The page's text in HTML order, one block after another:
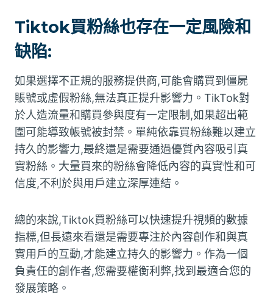
Tiktok買粉絲也存在一定風險和
缺陷:
如果選擇不正規的服務提供商,可能會購買到僵屍
賬號或虛假粉絲,無法真正提升影響力。TikTok對
於人造流量和購買參與度有一定限制,如果超出範
圍可能導致帳號被封禁。單純依靠買粉絲難以建立
持久的影響力,最終還是需要通過優質內容吸引真
實粉絲。大量買來的粉絲會降低內容的真實性和可
信度,不利於與用戶建立深厚連結。
總的來說,Tiktok買粉絲可以快速提升視頻的數據
指標,但長遠來看還是需要專注於內容創作和與真
實用戶的互動,才能建立持久的影響力。作為一個
負責任的創作者,您需要權衡利弊,找到最適合您的
發展策略。